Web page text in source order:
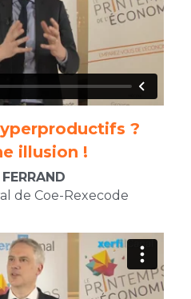
?
illusion !​
de Coe-Rexecode